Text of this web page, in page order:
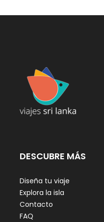
DESCUBRE MÁS
Diseña tu viaje
Explora la isla
Contacto
FAQ